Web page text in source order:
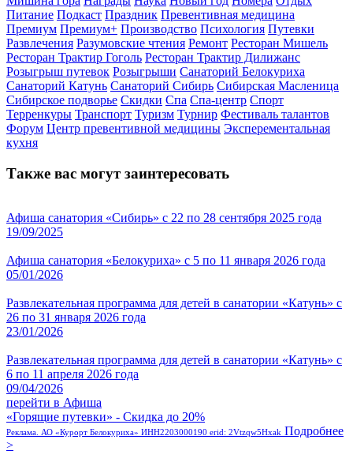
Питание Подкаст Праздник Превентивная медицина
Премиум Премиум+ Производство Психология Путевки
Развлечения Разумовские чтения Ремонт Ресторан Мишель
Ресторан Трактир Гоголь Ресторан Трактир Дилижанс
Розыгрыш путевок Розыгрыши Санаторий Белокуриха
Санаторий Катунь Санаторий Сибирь Сибирская Масленица
Сибирское подворье Скидки Спа Спа-центр Спорт
Терренкуры Транспорт Туризм Турнир Фестиваль талантов
Форум Центр превентивной медицины Эксперементальная
кухня
Также вас могут заинтересовать
Афиша санатория «Сибирь» с 22 по 28 сентября 2025 года
19/09/2025
Афиша санатория «Белокуриха» с 5 по 11 января 2026 года
05/01/2026
Развлекательная программа для детей в санатории «Катунь» с
26 по 31 января 2026 года
23/01/2026
Развлекательная программа для детей в санатории «Катунь» с
6 по 11 апреля 2026 года
09/04/2026
перейти в Афиша
«Горящие путевки» - Скидка до 20%
Реклама. АО «Курорт Белокуриха» ИНН2203000190 erid: 2Vtzqw5Hxak Подробнее
>